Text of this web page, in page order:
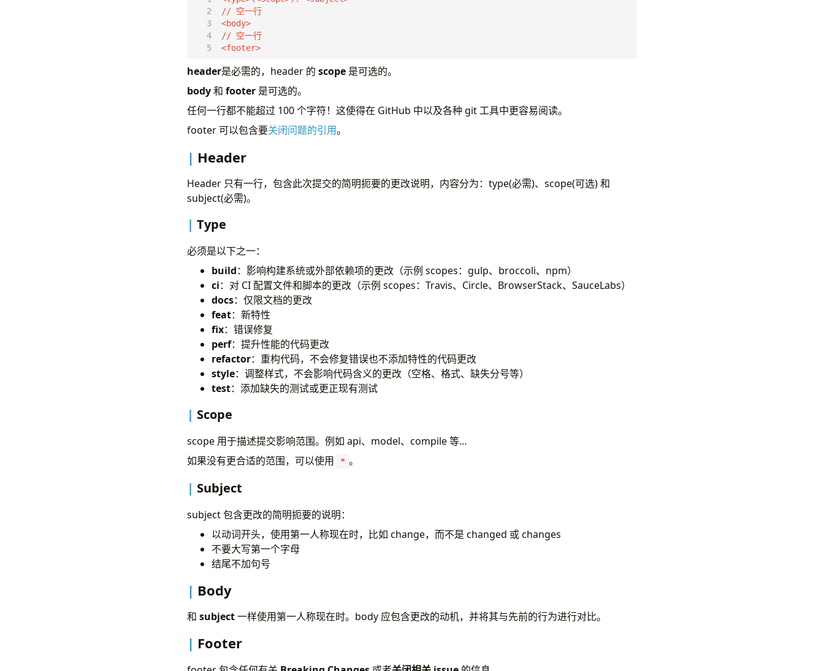
// 空一行
<body>
// 空一行
<footer>
header是必需的，header 的 scope是可选的。
body和 footer是可选的。
任何一行都不能超过 100 个字符！这使得在 GitHub 中以及各种 git 工具中更容易阅读。
footer 可以包含要关闭问题的引用。
Header
Header 只有一行，包含此次提交的简明扼要的更改说明，内容分为：type(必需)、scope(可选) 和
subject(必需)。
Type
必须是以下之一：
build：影响构建系统或外部依赖项的更改（示例 scopes：gulp、broccoli、npm）
ci：对 CI 配置文件和脚本的更改（示例 scopes：Travis、Circle、BrowserStack、SauceLabs）
docs：仅限文档的更改
feat：新特性
fix：错误修复
perf：提升性能的代码更改
refactor：重构代码，不会修复错误也不添加特性的代码更改
style：调整样式，不会影响代码含义的更改（空格、格式、缺失分号等）
test：添加缺失的测试或更正现有测试
Scope
scope 用于描述提交影响范围。例如 api、model、compile 等…
如果没有更合适的范围，可以使用
* 。
Subject
subject 包含更改的简明扼要的说明：
以动词开头，使用第一人称现在时，比如 change，而不是 changed 或 changes
不要大写第一个字母
结尾不加句号
Body
和 subject一样使用第一人称现在时。body 应包含更改的动机，并将其与先前的行为进行对比。
Footer